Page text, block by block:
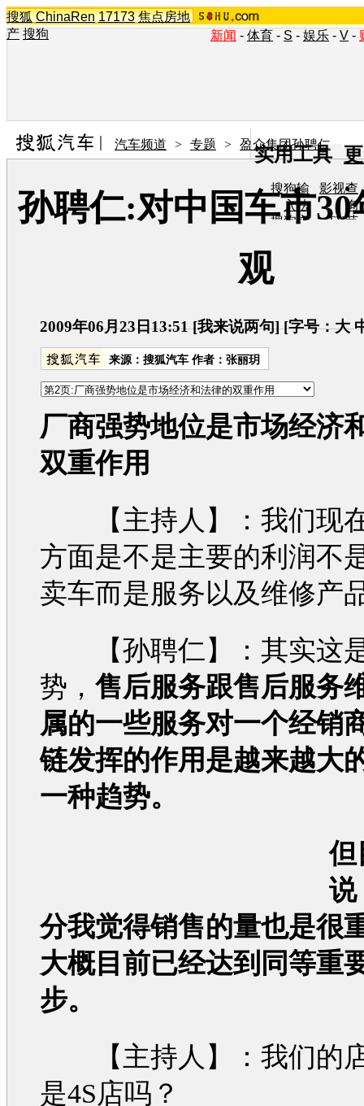
搜狐 ChinaRen 17173 焦点房地
产 搜狗 新闻 - 体育 - S - 娱乐 - V -
实用工具
搜狗输
入法
影视查
询
搜狗浏
TV节
汽车频道 > 专题 > 盈众集团孙聘仁
孙聘仁:对中国车市30
观
2009年06月23日13:51 [我来说两句] [字号：大
来源：搜狐汽车 作者：张丽玥
厂商强势地位是市场经济
双重作用
【主持人】：我们现
方面是不是主要的利润不
卖车而是服务以及维修产
【孙聘仁】：其实这
势，售后服务跟售后服务
属的一些服务对一个经销
链发挥的作用是越来越大
一种趋势。
但
说
分我觉得销售的量也是很
大概目前已经达到同等重
步。
【主持人】：我们的
是4S店吗？